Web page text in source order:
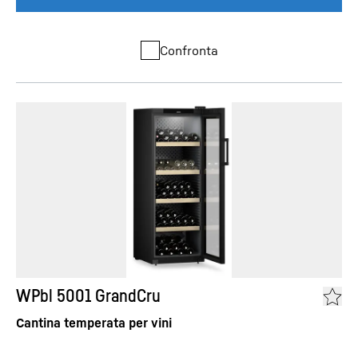
Confronta
WPbl 5001 GrandCru
Cantina temperata per vini